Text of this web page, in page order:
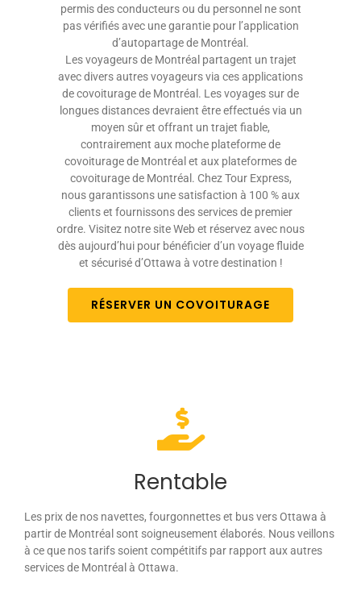
permis des conducteurs ou du personnel ne sont
pas vérifiés avec une garantie pour l’application
d’autopartage de Montréal.
Les voyageurs de Montréal partagent un trajet
avec divers autres voyageurs via ces applications
de covoiturage de Montréal. Les voyages sur de
longues distances devraient être effectués via un
moyen sûr et offrant un trajet fiable,
contrairement aux moche plateforme de
covoiturage de Montréal et aux plateformes de
covoiturage de Montréal. Chez Tour Express,
nous garantissons une satisfaction à 100 % aux
clients et fournissons des services de premier
ordre. Visitez notre site Web et réservez avec nous
dès aujourd’hui pour bénéficier d’un voyage fluide
et sécurisé d’Ottawa à votre destination !
RÉSERVER UN COVOITURAGE
Rentable
Les prix de nos navettes, fourgonnettes et bus vers Ottawa à
partir de Montréal sont soigneusement élaborés. Nous veillons
à ce que nos tarifs soient compétitifs par rapport aux autres
services de Montréal à Ottawa.